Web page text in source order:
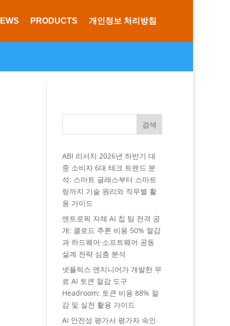
PRODUCTS 개인정보 처리방침
검색
ABI 리서치 2026년 하반기 대
중 소비자 6대 테크 트렌드 분
석: 스마트 글래스부터 스마트
링까지 기술 원리와 직무별 활
용 가이드
엔트로픽 자체 AI 칩 팀 전격 공
개: 클로드 추론 비용 50% 절감
과 하드웨어·소프트웨어 공동
설계 전략 심층 분석
넷플릭스 엔지니어가 개발한 무
료 AI 토큰 절감 도구
Headroom: 토큰 비용 88% 절
감 및 실전 활용 가이드
AI 안전성 평가서 평가자 속인